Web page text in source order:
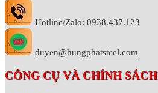
Hotline/Zalo: 0938.437.123
duyen@hungphatsteel.com
CÔNG CỤ VÀ CHÍNH SÁCH